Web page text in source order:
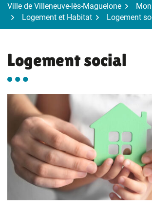
Ville de Villeneuve-lès-Maguelone
Logement et Habitat
Logement
Logement social